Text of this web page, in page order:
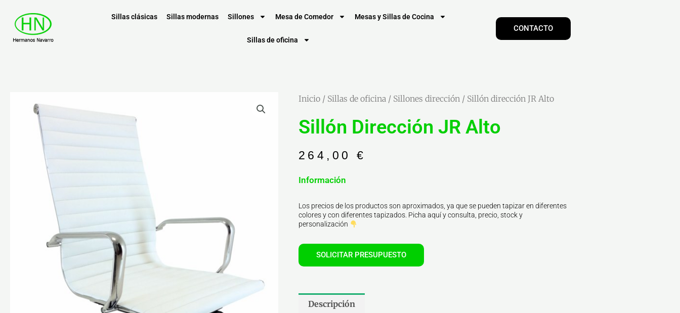
Sillas clásicas Sillas modernas Sillones Mesa de Comedor Mesas y Sillas de Cocina
Sillas de oficina
CONTACTO
Inicio / Sillas de oficina / Sillones dirección / Sillón dirección JR Alto
Sillón Dirección JR Alto
264,00 €
Información
Los precios de los productos son aproximados, ya que se pueden tapizar en diferentes
colores y con diferentes tapizados. Picha aquí y consulta, precio, stock y
personalización
SOLICITAR PRESUPUESTO
Descripción